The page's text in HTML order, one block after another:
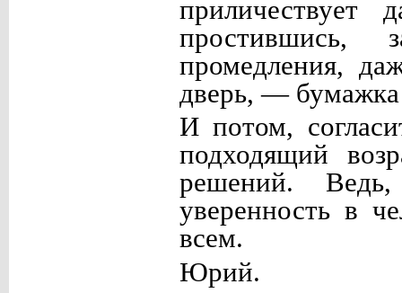
промедления,
дверь, — бумажка
И потом,
подходящий
решений.
уверенность в
всем.
Юрий.